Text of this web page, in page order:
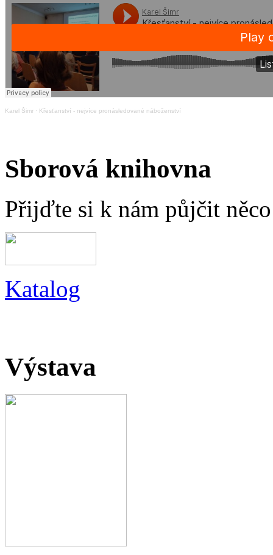
Karel Šimr · Křesťanství - nejvíce pronásledované náboženství
Sborová knihovna
Přijďte si k nám půjčit
Katalog
Výstava